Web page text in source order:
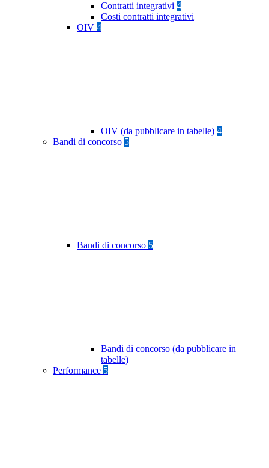
Contratti integrativi 4
Costi contratti integrativi
OIV 4
OIV (da pubblicare in tabelle) 4
Bandi di concorso 5
Bandi di concorso 5
Bandi di concorso (da pubblicare in
tabelle)
Performance 5